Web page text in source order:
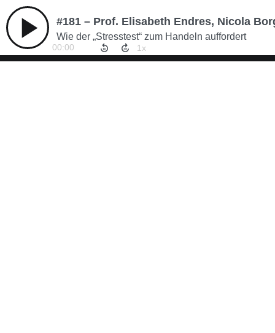
Wie der „Stresstest“ zum Handeln auffordert
00:00